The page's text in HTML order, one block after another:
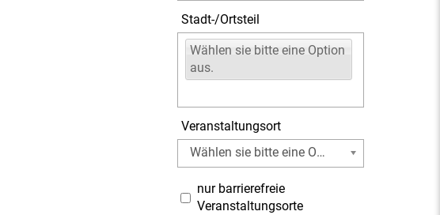
Stadt-/Ortsteil
Wählen sie bitte eine Option
aus.
Veranstaltungsort
Wählen sie bitte eine Option aus.
nur barrierefreie
Veranstaltungsorte